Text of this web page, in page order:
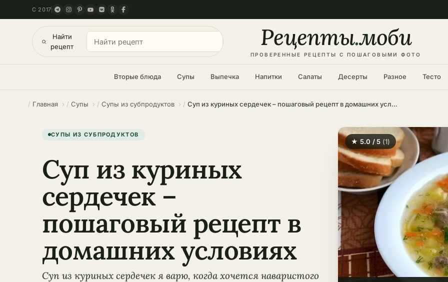
С 2017
Найти
рецепт
Рецепты.моби
ПРОВЕРЕННЫЕ РЕЦЕПТЫ С ПОШАГОВЫМИ ФОТО
Вторые блюда Супы Выпечка Напитки Салаты Десерты Разное Тесто
Главная Супы Супы из субпродуктов Суп из куриных сердечек – пошаговый рецепт в домашних условиях
★ 5.0 / 5 (1)
СУПЫ ИЗ СУБПРОДУКТОВ
Суп из куриных
сердечек –
пошаговый рецепт в
домашних условиях
Суп из куриных сердечек я варю, когда хочется наваристого